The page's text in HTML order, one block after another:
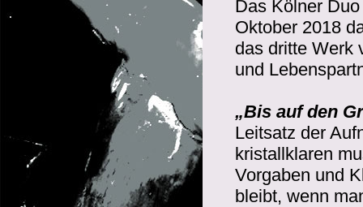
Das Kölner
Oktober 2018
das dritte Werk
und
„Bis auf den
Leitsatz der
kristallklaren
Vorgaben und
bleibt, wenn